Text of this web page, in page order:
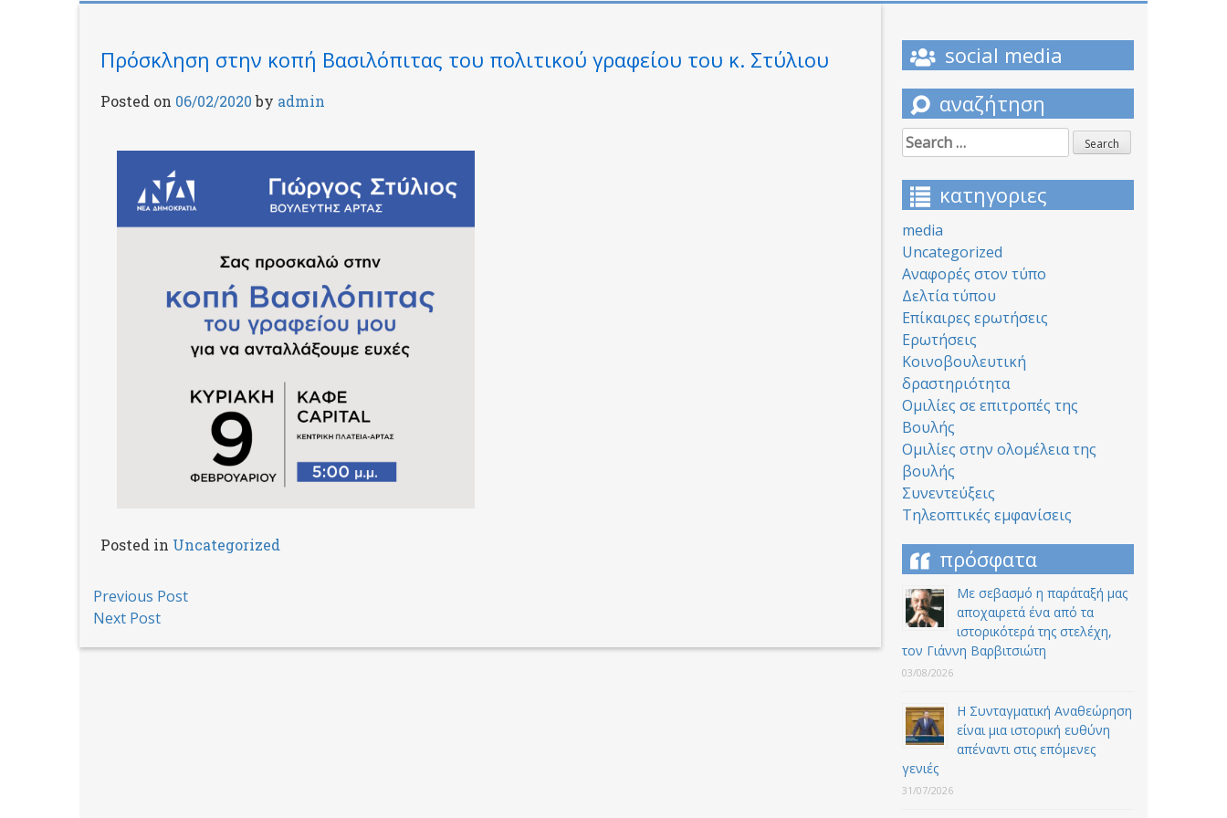
Πρόσκληση στην κοπή Βασιλόπιτας του πολιτικού γραφείου του κ. Στύλιου
Posted on 06/02/2020by admin
Posted in Uncategorized
Post
navigation
Previous Post
Next Post
social media
αναζήτηση
Search
for:
κατηγοριες
media
Uncategorized
Αναφορές στον τύπο
Δελτία τύπου
Επίκαιρες ερωτήσεις
Ερωτήσεις
Κοινοβουλευτική
δραστηριότητα
Ομιλίες σε επιτροπές της
Βουλής
Ομιλίες στην ολομέλεια της
βουλής
Συνεντεύξεις
Τηλεοπτικές εμφανίσεις
πρόσφατα
Με σεβασμό η παράταξή μας
αποχαιρετά ένα από τα
ιστορικότερά της στελέχη,
τον Γιάννη Βαρβιτσιώτη
03/08/2026
Η Συνταγματική Αναθεώρηση
είναι μια ιστορική ευθύνη
απέναντι στις επόμενες
γενιές
31/07/2026